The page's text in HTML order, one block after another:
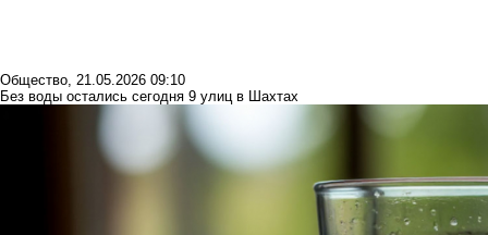
Общество, 21.05.2026 09:10
Без воды остались сегодня 9 улиц в Шахтах